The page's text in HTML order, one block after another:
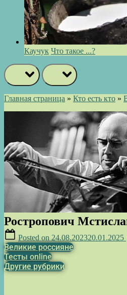
Каучук Что такое ...?
Главная страница » Кто есть кто »
Ростропович
Posted on 24.08.202320.01.2025
Великие россияне
Тесты online
Другие рубрики